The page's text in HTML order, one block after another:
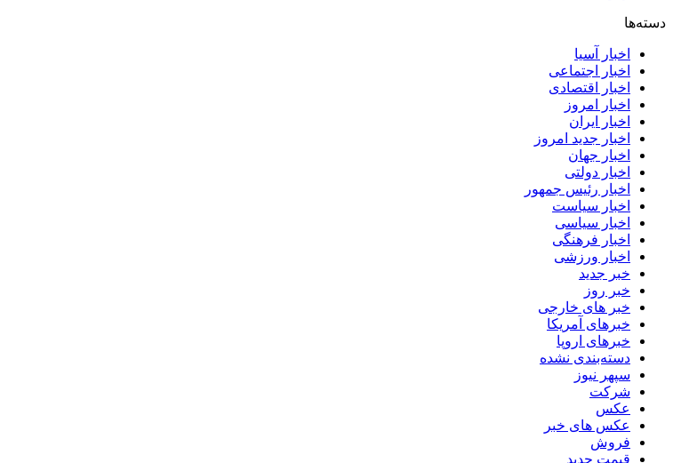
دسته‌ها
اخبار آسیا
اخبار اجتماعی
اخبار اقتصادی
اخبار امروز
اخبار ایران
اخبار جدید امروز
اخبار جهان
اخبار دولتی
اخبار رئیس جمهور
اخبار سیاست
اخبار سیاسی
اخبار فرهنگی
اخبار ورزشی
خبر جدید
خبر روز
خبر های خارجی
خبرهای آمریکا
خبرهای اروپا
دسته‌بندی نشده
سپهر نیوز
شرکت
عکس
عکس های خبر
فروش
قیمت جدید